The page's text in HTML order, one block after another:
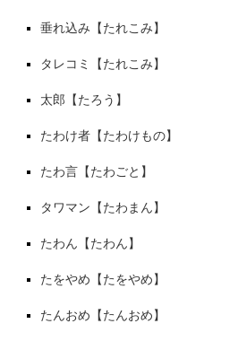
垂れ込み【たれこみ】
タレコミ【たれこみ】
太郎【たろう】
たわけ者【たわけもの】
たわ言【たわごと】
タワマン【たわまん】
たわん【たわん】
たをやめ【たをやめ】
たんおめ【たんおめ】